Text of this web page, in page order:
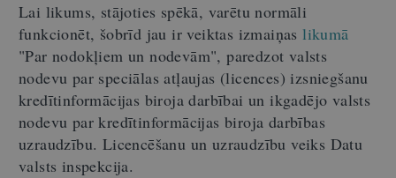
Lai likums, stājoties spēkā, varētu normāli
funkcionēt, šobrīd jau ir veiktas izmaiņaslikumā
"Par nodokļiem un nodevām", paredzot valsts
nodevu par speciālas atļaujas (licences) izsniegšanu
kredītinformācijas biroja darbībai un ikgadējo valsts
nodevu par kredītinformācijas biroja darbības
uzraudzību. Licencēšanu un uzraudzību veiks Datu
valsts inspekcija.